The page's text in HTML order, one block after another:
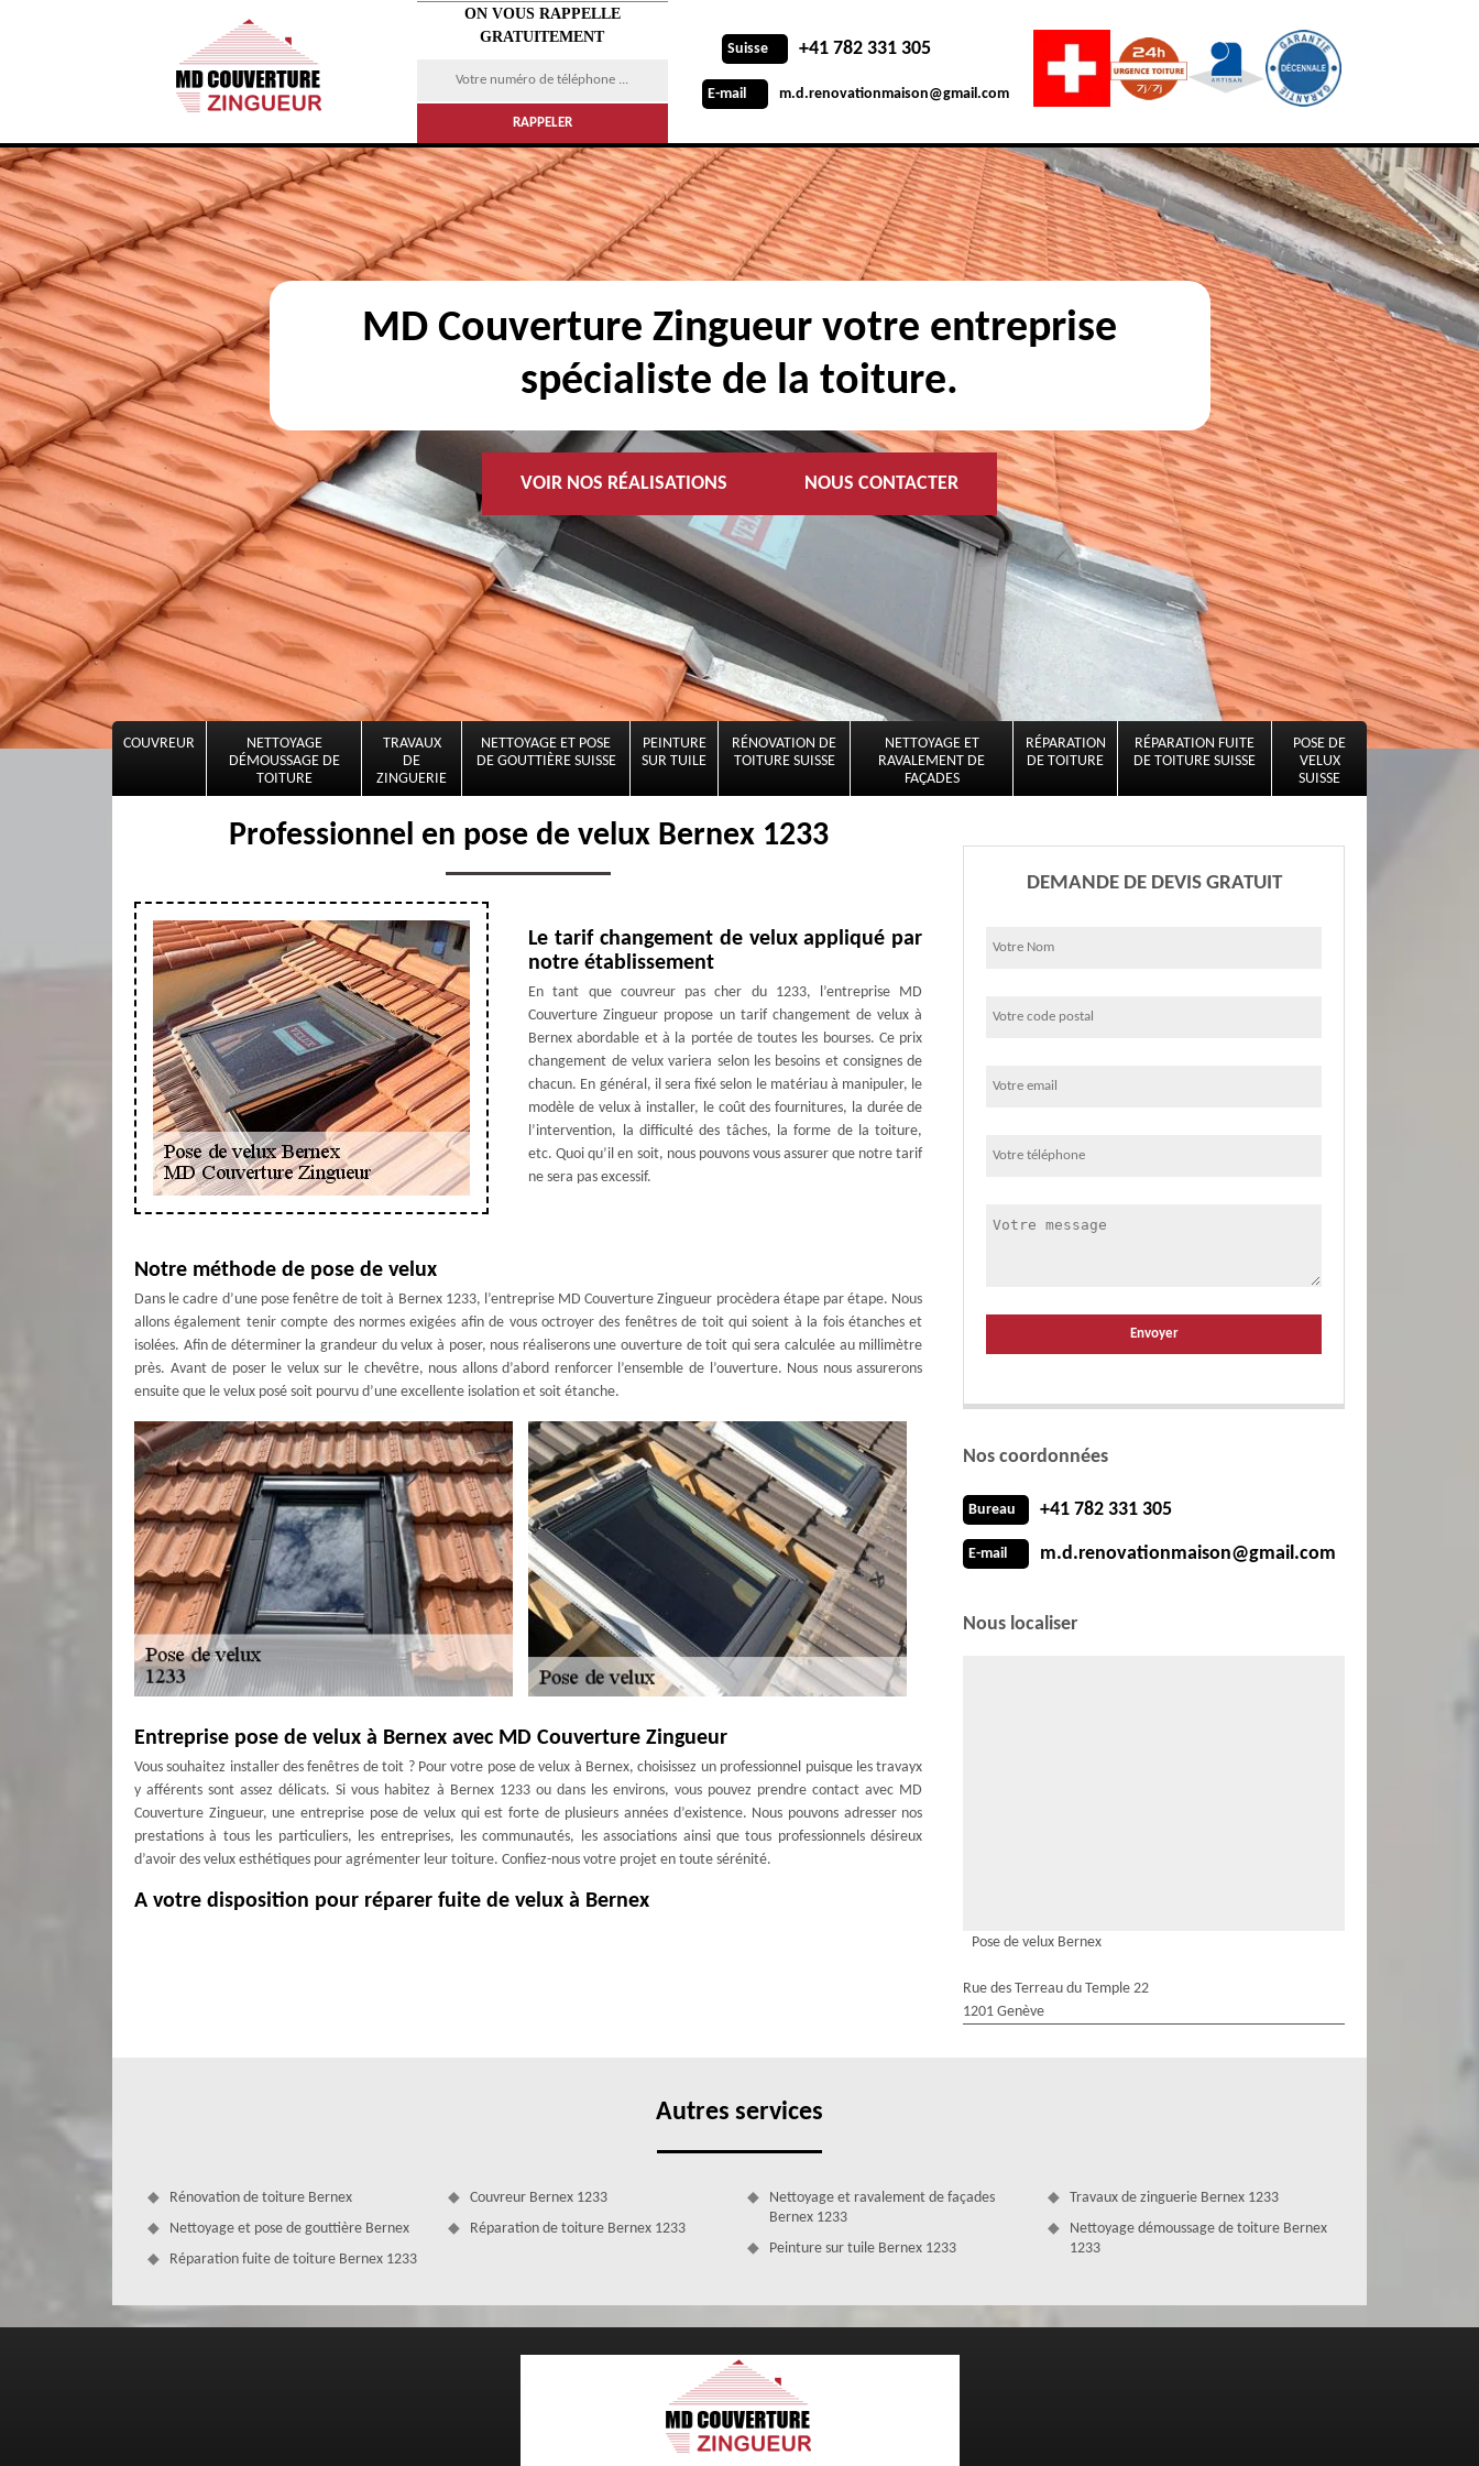
ON VOUS RAPPELLE
GRATUITEMENT
Suisse +41 782 331 305
E-mail m.d.renovationmaison@gmail.com
MD Couverture Zingueur votre entreprise
spécialiste de la toiture.
VOIR NOS RÉALISATIONS NOUS CONTACTER
COUVREUR
NETTOYAGE
DÉMOUSSAGE DE
TOITURE
TRAVAUX
DE
ZINGUERIE
NETTOYAGE ET POSE
DE GOUTTIÈRE SUISSE
PEINTURE
SUR TUILE
RÉNOVATION DE
TOITURE SUISSE
NETTOYAGE ET
RAVALEMENT DE
FAÇADES
RÉPARATION
DE TOITURE
RÉPARATION FUITE
DE TOITURE SUISSE
POSE DE
VELUX
SUISSE
Professionnel en pose de velux Bernex 1233
Le tarif changement de velux appliqué par
notre établissement
En tant que couvreur pas cher du 1233, l’entreprise MD
Couverture Zingueur propose un tarif changement de velux à
Bernex abordable et à la portée de toutes les bourses. Ce prix
changement de velux variera selon les besoins et consignes de
chacun. En général, il sera fixé selon le matériau à manipuler, le
modèle de velux à installer, le coût des fournitures, la durée de
l’intervention, la difficulté des tâches, la forme de la toiture,
etc. Quoi qu’il en soit, nous pouvons vous assurer que notre tarif
ne sera pas excessif.
Notre méthode de pose de velux
Dans le cadre d’une pose fenêtre de toit à Bernex 1233, l’entreprise MD Couverture Zingueur procèdera étape par étape. Nous
allons également tenir compte des normes exigées afin de vous octroyer des fenêtres de toit qui soient à la fois étanches et
isolées. Afin de déterminer la grandeur du velux à poser, nous réaliserons une ouverture de toit qui sera calculée au millimètre
près. Avant de poser le velux sur le chevêtre, nous allons d’abord renforcer l’ensemble de l’ouverture. Nous nous assurerons
ensuite que le velux posé soit pourvu d’une excellente isolation et soit étanche.
Entreprise pose de velux à Bernex avec MD Couverture Zingueur
Vous souhaitez installer des fenêtres de toit ? Pour votre pose de velux à Bernex, choisissez un professionnel puisque les travayx
y afférents sont assez délicats. Si vous habitez à Bernex 1233 ou dans les environs, vous pouvez prendre contact avec MD
Couverture Zingueur, une entreprise pose de velux qui est forte de plusieurs années d’existence. Nous pouvons adresser nos
prestations à tous les particuliers, les entreprises, les communautés, les associations ainsi que tous professionnels désireux
d’avoir des velux esthétiques pour agrémenter leur toiture. Confiez-nous votre projet en toute sérénité.
A votre disposition pour réparer fuite de velux à Bernex
Combien coûte une réparation de velux avec MD Couverture Zingueur ?
Le couvreur réparation de velux MD Couverture Zingueur ne cherche qu’à satisfaire les besoins de ses clients. C’est la raison
pour laquelle notre établissement s’évertue à fournir des prestations de qualité au meilleur prix, que ce soit dans le cadre d’une
installation, d’une rénovation ou d’une réparation de velux 1233. En ce qui concerne le prix réparation de velux à Bernex
DEMANDE DE DEVIS GRATUIT
Nos coordonnées
Bureau +41 782 331 305
E-mail m.d.renovationmaison@gmail.com
Nous localiser
Pose de velux Bernex
Rue des Terreau du Temple 22
1201 Genève
Autres services
Rénovation de toiture Bernex
Nettoyage et pose de gouttière Bernex
Réparation fuite de toiture Bernex 1233
Couvreur Bernex 1233
Réparation de toiture Bernex 1233
Nettoyage et ravalement de façades
Bernex 1233
Peinture sur tuile Bernex 1233
Travaux de zinguerie Bernex 1233
Nettoyage démoussage de toiture Bernex
1233